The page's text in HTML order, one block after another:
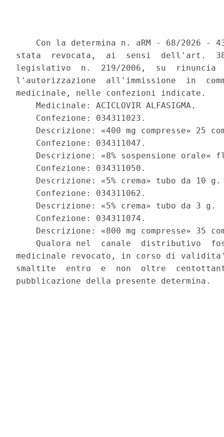
Con la determina n. aRM - 68/2026 -
stata  revocata,  ai  sensi  dell'art.
legislativo  n.  219/2006,  su  rinuncia
l'autorizzazione  all'immissione  in
medicinale, nelle confezioni indicate.
    Medicinale: ACICLOVIR ALFASIGMA.
    Confezione: 034311023.
Descrizione: «400 mg compresse» 25
    Confezione: 034311047.
Descrizione: «8% sospensione orale»
    Confezione: 034311050.
Descrizione: «5% crema» tubo da 10
    Confezione: 034311062.
    Descrizione: «5% crema» tubo da 3 g.
    Confezione: 034311074.
Descrizione: «800 mg compresse» 35
Qualora nel  canale  distributivo
medicinale revocato, in corso di
smaltite  entro  e  non  oltre